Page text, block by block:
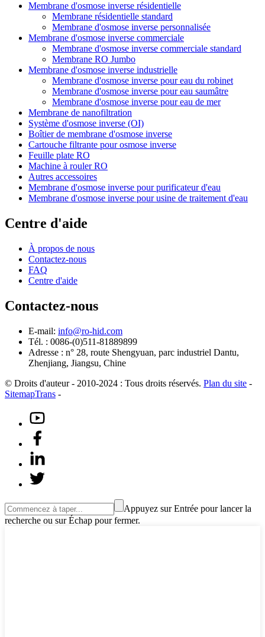
Membrane d'osmose inverse résidentielle
Membrane résidentielle standard
Membrane d'osmose inverse personnalisée
Membrane d'osmose inverse commerciale
Membrane d'osmose inverse commerciale standard
Membrane RO Jumbo
Membrane d'osmose inverse industrielle
Membrane d'osmose inverse pour eau du robinet
Membrane d'osmose inverse pour eau saumâtre
Membrane d'osmose inverse pour eau de mer
Membrane de nanofiltration
Système d'osmose inverse (OI)
Boîtier de membrane d'osmose inverse
Cartouche filtrante pour osmose inverse
Feuille plate RO
Machine à rouler RO
Autres accessoires
Membrane d'osmose inverse pour purificateur d'eau
Membrane d'osmose inverse pour usine de traitement d'eau
Centre d'aide
À propos de nous
Contactez-nous
FAQ
Centre d'aide
Contactez-nous
E-mail: info@ro-hid.com
Tél. : 0086-(0)511-81889899
Adresse : n° 28, route Shengyuan, parc industriel Dantu,
Zhenjiang, Jiangsu, Chine
© Droits d'auteur - 2010-2024 : Tous droits réservés. Plan du site -
SitemapTrans -
Appuyez sur Entrée pour lancer la
recherche ou sur Échap pour fermer.